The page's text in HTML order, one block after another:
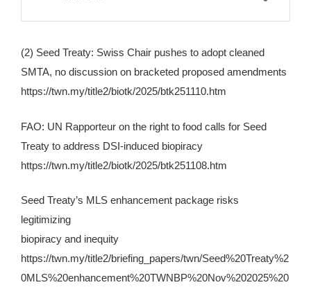
(2) Seed Treaty: Swiss Chair pushes to adopt cleaned
SMTA, no discussion on bracketed proposed amendments
https://twn.my/title2/biotk/2025/btk251110.htm
FAO: UN Rapporteur on the right to food calls for Seed
Treaty to address DSI-induced biopiracy
https://twn.my/title2/biotk/2025/btk251108.htm
Seed Treaty’s MLS enhancement package risks
legitimizing
biopiracy and inequity
https://twn.my/title2/briefing_papers/twn/Seed%20Treaty%2
0MLS%20enhancement%20TWNBP%20Nov%202025%20